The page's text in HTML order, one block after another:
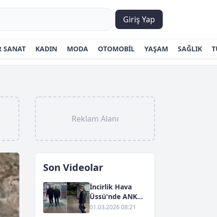
Giriş Yap
SANAT KADIN MODA OTOMOBİL YAŞAM SAĞLIK
Reklam Alanı
Son Videolar
İncirlik Hava
Üssü'nde ANKA
Yayıncılığına
01.03.2026 08:21